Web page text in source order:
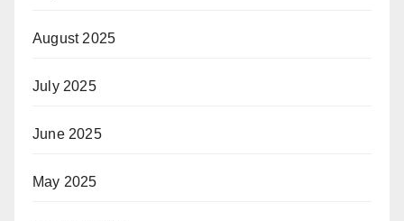
August 2025
July 2025
June 2025
May 2025